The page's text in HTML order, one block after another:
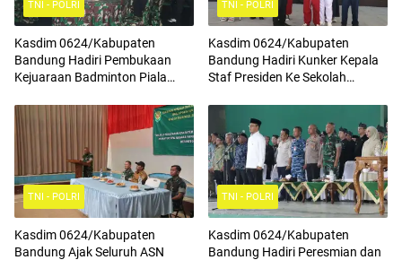
TNI - POLRI
Kasdim 0624/Kabupaten
Bandung Hadiri Pembukaan
Kejuaraan Badminton Piala
TNI - POLRI
Kasdim 0624/Kabupaten
Bandung Hadiri Kunker Kepala
Staf Presiden Ke Sekolah
TNI - POLRI
Kasdim 0624/Kabupaten
Bandung Ajak Seluruh ASN
TNI - POLRI
Kasdim 0624/Kabupaten
Bandung Hadiri Peresmian dan